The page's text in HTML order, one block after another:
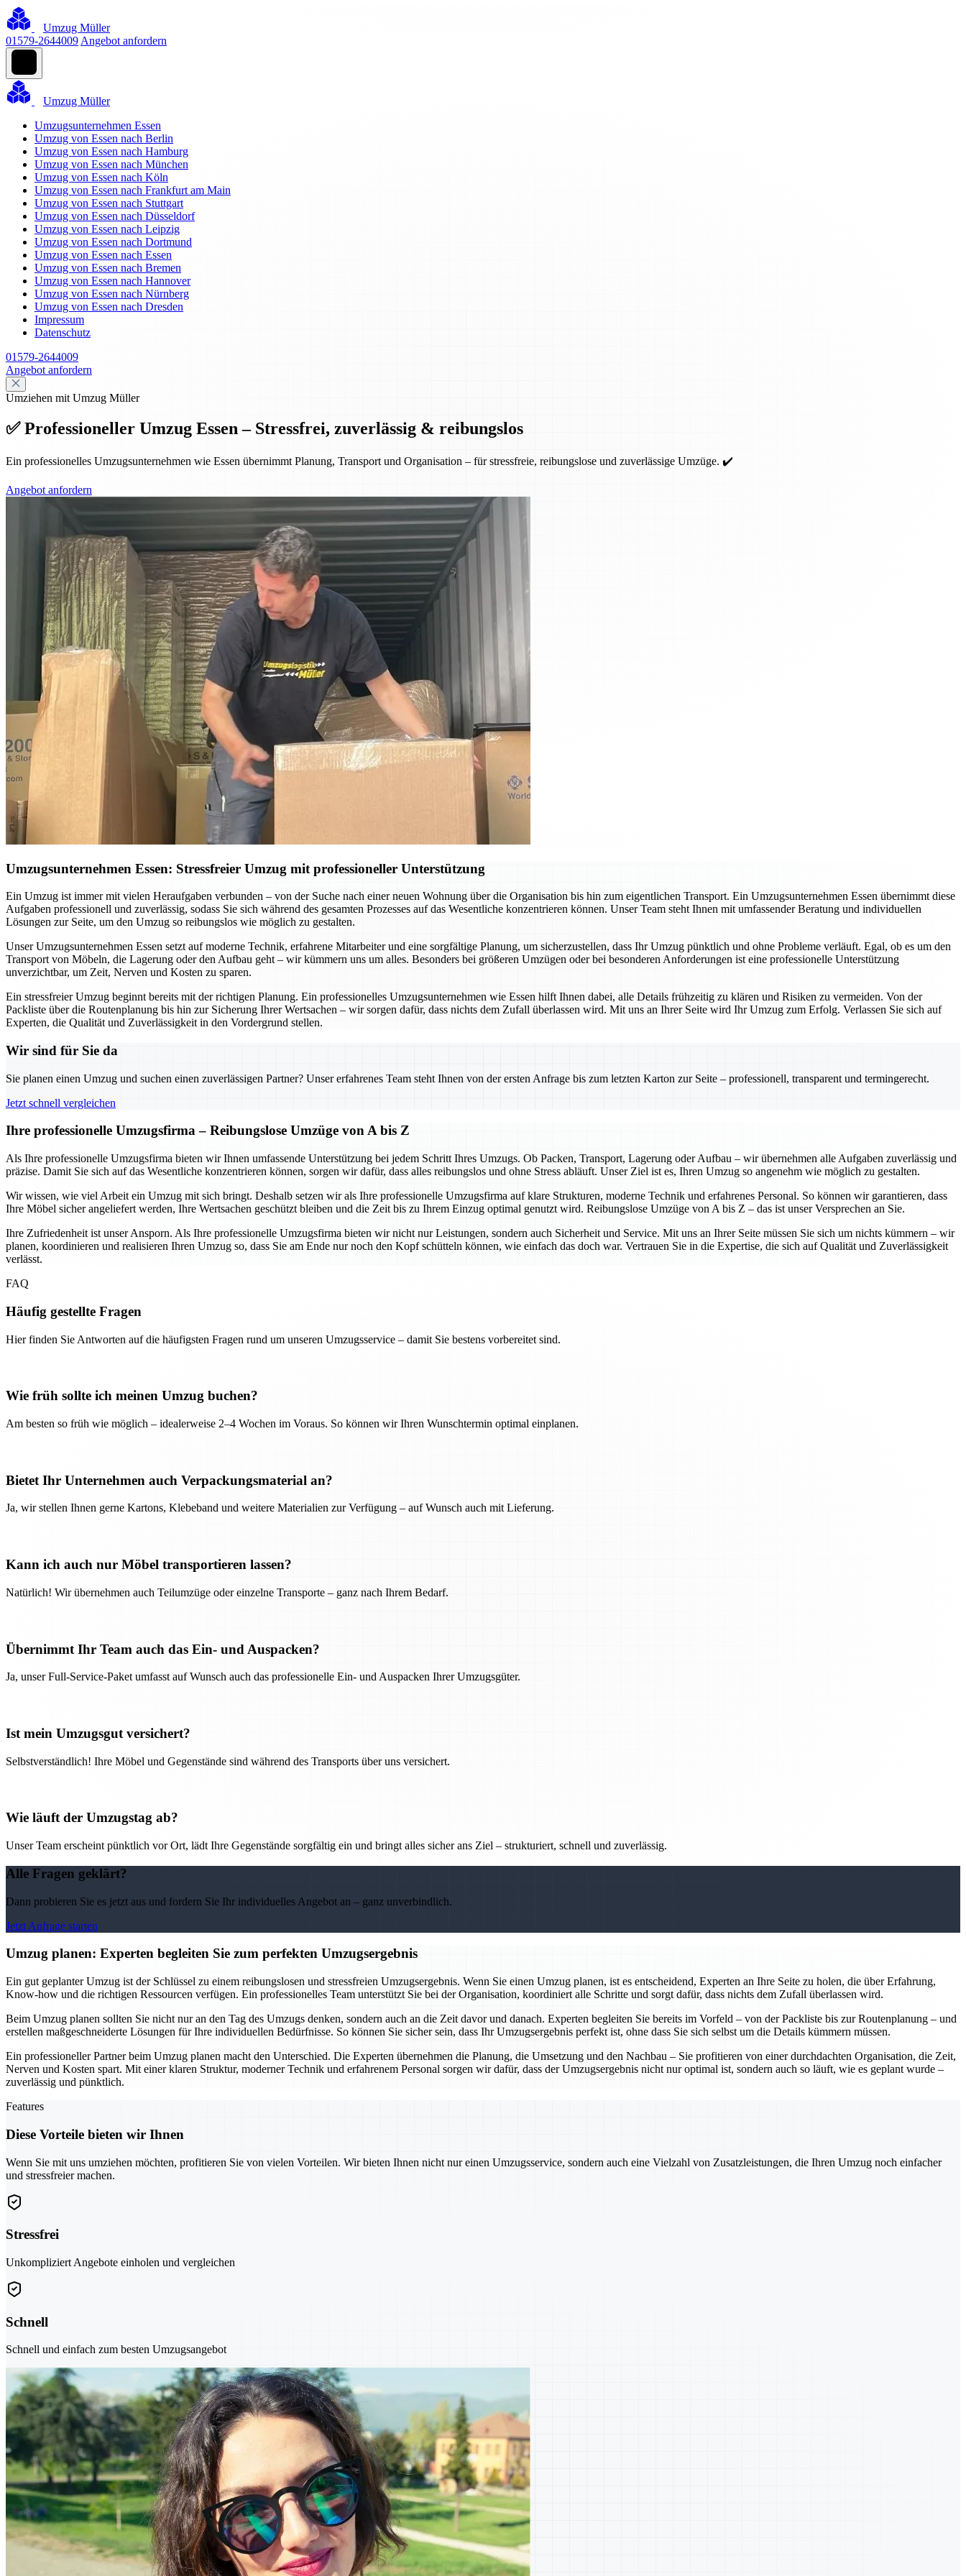
Umzug Müller
01579-2644009 Angebot anfordern
Umzug Müller
Umzugsunternehmen Essen
Umzug von Essen nach Berlin
Umzug von Essen nach Hamburg
Umzug von Essen nach München
Umzug von Essen nach Köln
Umzug von Essen nach Frankfurt am Main
Umzug von Essen nach Stuttgart
Umzug von Essen nach Düsseldorf
Umzug von Essen nach Leipzig
Umzug von Essen nach Dortmund
Umzug von Essen nach Essen
Umzug von Essen nach Bremen
Umzug von Essen nach Hannover
Umzug von Essen nach Nürnberg
Umzug von Essen nach Dresden
Impressum
Datenschutz
01579-2644009
Angebot anfordern
Umziehen mit Umzug Müller
✅ Professioneller Umzug Essen – Stressfrei, zuverlässig & reibungslos
Ein professionelles Umzugsunternehmen wie Essen übernimmt Planung, Transport und Organisation – für stressfreie, reibungslose und zuverlässige Umzüge. ✔️
Angebot anfordern
Umzugsunternehmen Essen: Stressfreier Umzug mit professioneller Unterstützung
Ein Umzug ist immer mit vielen Heraufgaben verbunden – von der Suche nach einer neuen Wohnung über die Organisation bis hin zum eigentlichen Transport. Ein Umzugsunternehmen Essen übernimmt diese
Aufgaben professionell und zuverlässig, sodass Sie sich während des gesamten Prozesses auf das Wesentliche konzentrieren können. Unser Team steht Ihnen mit umfassender Beratung und individuellen
Lösungen zur Seite, um den Umzug so reibungslos wie möglich zu gestalten.
Unser Umzugsunternehmen Essen setzt auf moderne Technik, erfahrene Mitarbeiter und eine sorgfältige Planung, um sicherzustellen, dass Ihr Umzug pünktlich und ohne Probleme verläuft. Egal, ob es um den
Transport von Möbeln, die Lagerung oder den Aufbau geht – wir kümmern uns um alles. Besonders bei größeren Umzügen oder bei besonderen Anforderungen ist eine professionelle Unterstützung
unverzichtbar, um Zeit, Nerven und Kosten zu sparen.
Ein stressfreier Umzug beginnt bereits mit der richtigen Planung. Ein professionelles Umzugsunternehmen wie Essen hilft Ihnen dabei, alle Details frühzeitig zu klären und Risiken zu vermeiden. Von der
Packliste über die Routenplanung bis hin zur Sicherung Ihrer Wertsachen – wir sorgen dafür, dass nichts dem Zufall überlassen wird. Mit uns an Ihrer Seite wird Ihr Umzug zum Erfolg. Verlassen Sie sich auf
Experten, die Qualität und Zuverlässigkeit in den Vordergrund stellen.
Wir sind für Sie da
Sie planen einen Umzug und suchen einen zuverlässigen Partner? Unser erfahrenes Team steht Ihnen von der ersten Anfrage bis zum letzten Karton zur Seite – professionell, transparent und termingerecht.
Jetzt schnell vergleichen
Ihre professionelle Umzugsfirma – Reibungslose Umzüge von A bis Z
Als Ihre professionelle Umzugsfirma bieten wir Ihnen umfassende Unterstützung bei jedem Schritt Ihres Umzugs. Ob Packen, Transport, Lagerung oder Aufbau – wir übernehmen alle Aufgaben zuverlässig und
präzise. Damit Sie sich auf das Wesentliche konzentrieren können, sorgen wir dafür, dass alles reibungslos und ohne Stress abläuft. Unser Ziel ist es, Ihren Umzug so angenehm wie möglich zu gestalten.
Wir wissen, wie viel Arbeit ein Umzug mit sich bringt. Deshalb setzen wir als Ihre professionelle Umzugsfirma auf klare Strukturen, moderne Technik und erfahrenes Personal. So können wir garantieren, dass
Ihre Möbel sicher angeliefert werden, Ihre Wertsachen geschützt bleiben und die Zeit bis zu Ihrem Einzug optimal genutzt wird. Reibungslose Umzüge von A bis Z – das ist unser Versprechen an Sie.
Ihre Zufriedenheit ist unser Ansporn. Als Ihre professionelle Umzugsfirma bieten wir nicht nur Leistungen, sondern auch Sicherheit und Service. Mit uns an Ihrer Seite müssen Sie sich um nichts kümmern – wir
planen, koordinieren und realisieren Ihren Umzug so, dass Sie am Ende nur noch den Kopf schütteln können, wie einfach das doch war. Vertrauen Sie in die Expertise, die sich auf Qualität und Zuverlässigkeit
verlässt.
FAQ
Häufig gestellte Fragen
Hier finden Sie Antworten auf die häufigsten Fragen rund um unseren Umzugsservice – damit Sie bestens vorbereitet sind.
Wie früh sollte ich meinen Umzug buchen?
Am besten so früh wie möglich – idealerweise 2–4 Wochen im Voraus. So können wir Ihren Wunschtermin optimal einplanen.
Bietet Ihr Unternehmen auch Verpackungsmaterial an?
Ja, wir stellen Ihnen gerne Kartons, Klebeband und weitere Materialien zur Verfügung – auf Wunsch auch mit Lieferung.
Kann ich auch nur Möbel transportieren lassen?
Natürlich! Wir übernehmen auch Teilumzüge oder einzelne Transporte – ganz nach Ihrem Bedarf.
Übernimmt Ihr Team auch das Ein- und Auspacken?
Ja, unser Full-Service-Paket umfasst auf Wunsch auch das professionelle Ein- und Auspacken Ihrer Umzugsgüter.
Ist mein Umzugsgut versichert?
Selbstverständlich! Ihre Möbel und Gegenstände sind während des Transports über uns versichert.
Wie läuft der Umzugstag ab?
Unser Team erscheint pünktlich vor Ort, lädt Ihre Gegenstände sorgfältig ein und bringt alles sicher ans Ziel – strukturiert, schnell und zuverlässig.
Alle Fragen geklärt?
Dann probieren Sie es jetzt aus und fordern Sie Ihr individuelles Angebot an – ganz unverbindlich.
Jetzt Anfrage starten
Umzug planen: Experten begleiten Sie zum perfekten Umzugsergebnis
Ein gut geplanter Umzug ist der Schlüssel zu einem reibungslosen und stressfreien Umzugsergebnis. Wenn Sie einen Umzug planen, ist es entscheidend, Experten an Ihre Seite zu holen, die über Erfahrung,
Know-how und die richtigen Ressourcen verfügen. Ein professionelles Team unterstützt Sie bei der Organisation, koordiniert alle Schritte und sorgt dafür, dass nichts dem Zufall überlassen wird.
Beim Umzug planen sollten Sie nicht nur an den Tag des Umzugs denken, sondern auch an die Zeit davor und danach. Experten begleiten Sie bereits im Vorfeld – von der Packliste bis zur Routenplanung – und
erstellen maßgeschneiderte Lösungen für Ihre individuellen Bedürfnisse. So können Sie sicher sein, dass Ihr Umzugsergebnis perfekt ist, ohne dass Sie sich selbst um die Details kümmern müssen.
Ein professioneller Partner beim Umzug planen macht den Unterschied. Die Experten übernehmen die Planung, die Umsetzung und den Nachbau – Sie profitieren von einer durchdachten Organisation, die Zeit,
Nerven und Kosten spart. Mit einer klaren Struktur, moderner Technik und erfahrenem Personal sorgen wir dafür, dass der Umzugsergebnis nicht nur optimal ist, sondern auch so läuft, wie es geplant wurde –
zuverlässig und pünktlich.
Features
Diese Vorteile bieten wir Ihnen
Wenn Sie mit uns umziehen möchten, profitieren Sie von vielen Vorteilen. Wir bieten Ihnen nicht nur einen Umzugsservice, sondern auch eine Vielzahl von Zusatzleistungen, die Ihren Umzug noch einfacher
und stressfreier machen.
Stressfrei
Unkompliziert Angebote einholen und vergleichen
Schnell
Schnell und einfach zum besten Umzugsangebot